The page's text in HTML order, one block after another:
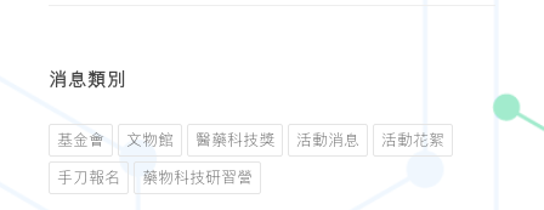
消息類別
基金會 文物館 醫藥科技獎 活動消息 活動花絮
手刀報名 藥物科技研習營